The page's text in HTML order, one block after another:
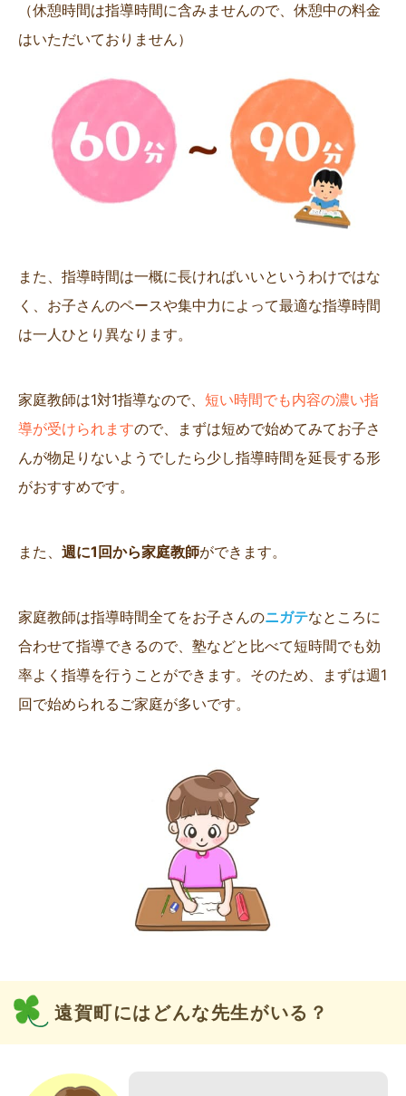
（休憩時間は指導時間に含みませんので、休憩中の料金
はいただいておりません）
また、指導時間は一概に長ければいいというわけではな
く、お子さんのペースや集中力によって最適な指導時間
は一人ひとり異なります。
家庭教師は1対1指導なので、 短い時間でも内容の濃い指
導が受けられますので、まずは短めで始めてみてお子さ
んが物足りないようでしたら少し指導時間を延長する形
がおすすめです。
また、 週に1回から家庭教師ができます。
家庭教師は指導時間全てをお子さんのニガテなところに
合わせて指導できるので、塾などと比べて短時間でも効
率よく指導を行うことができます。そのため、まずは週1
回で始められるご家庭が多いです。
遠賀町にはどんな先生がいる？